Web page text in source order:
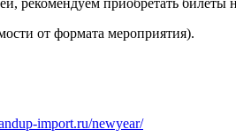
рекомендуем приобретать билеты
от формата мероприятия).
import.ru/newyear/